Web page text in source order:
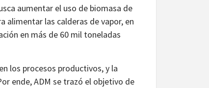
aumentar el uso de biomasa de
alimentar las calderas de vapor, en
en más de 60 mil toneladas
los procesos productivos, y la
ende, ADM se trazó el objetivo de